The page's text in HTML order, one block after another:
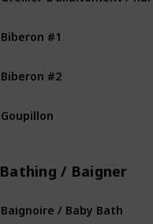
Biberon #1
Biberon #2
Goupillon
Bathing / Baigner
Baignoire / Baby Bath